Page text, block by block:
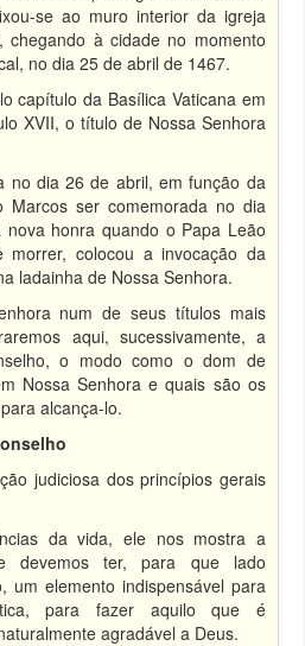
se ao muro interior da igreja
chegando à cidade no momento
no dia 25 de abril de 1467.
capítulo da Basílica Vaticana em
XVII, o título de Nossa Senhora
no dia 26 de abril, em função da
Marcos ser comemorada no dia
honra quando o Papa Leão
colocou a invocação da
ladainha de Nossa Senhora.
num de seus títulos mais
aqui, sucessivamente, a
o modo como o dom de
Nossa Senhora e quais são os
alcança-lo.
judiciosa dos princípios gerais
da vida, ele nos mostra a
devemos ter, para que lado
um elemento indispensável para
para fazer aquilo que é
agradável a Deus.